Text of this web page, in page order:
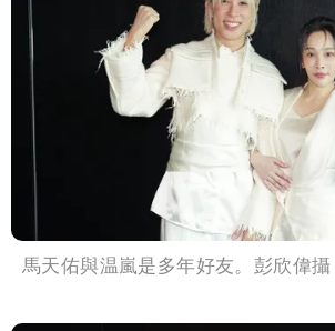
馬天佑與温嵐是多年好友。彭欣偉攝